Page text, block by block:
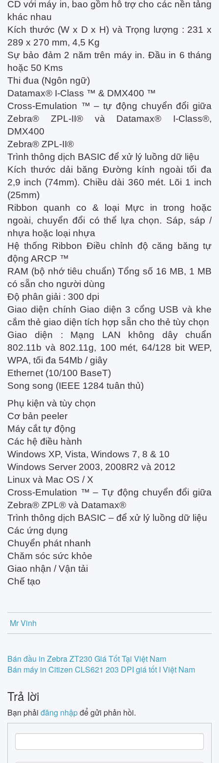
CD với máy in, bao gồm hỗ trợ cho các nền tảng
khác nhau
Kích thước (W x D x H) và Trọng lượng : 231 x
289 x 270 mm, 4,5 Kg
Sự bảo đảm 2 năm trên máy in. Đầu in 6 tháng
hoặc 50 Kms
Thi đua (Ngôn ngữ)
Datamax® I-Class ™ & DMX400 ™
Cross-Emulation ™ – tự động chuyển đổi giữa
Zebra® ZPL-II® và Datamax® I-Class®,
DMX400
Zebra® ZPL-II®
Trình thông dịch BASIC để xử lý luồng dữ liệu
Kích thước dải băng Đường kính ngoài tối đa
2,9 inch (74mm). Chiều dài 360 mét. Lõi 1 inch
(25mm)
Ribbon quanh co & loại Mực in trong hoặc
ngoài, chuyển đổi có thể lựa chọn. Sáp, sáp /
nhựa hoặc loại nhựa
Hệ thống Ribbon Điều chỉnh độ căng băng tự
động ARCP ™
RAM (bộ nhớ tiêu chuẩn) Tổng số 16 MB, 1 MB
có sẵn cho người dùng
Độ phân giải : 300 dpi
Giao diện chính Giao diện 3 cổng USB và khe
cắm thẻ giao diện tích hợp sẵn cho thẻ tùy chọn
Giao diện : Mạng LAN không dây chuẩn
802.11b và 802.11g, 100 mét, 64/128 bit WEP,
WPA, tối đa 54Mb / giây
Ethernet (10/100 BaseT)
Song song (IEEE 1284 tuân thủ)
Phụ kiện và tùy chọn
Cơ bản peeler
Máy cắt tự động
Các hệ điều hành
Windows XP, Vista, Windows 7, 8 & 10
Windows Server 2003, 2008R2 và 2012
Linux và Mac OS / X
Cross-Emulation ™ – Tự động chuyển đổi giữa
Zebra® ZPL® và Datamax®
Trình thông dịch BASIC – để xử lý luồng dữ liệu
Các ứng dụng
Chuyển phát nhanh
Chăm sóc sức khỏe
Giao nhận / Vận tải
Chế tạo
Mr Vinh
Post
navigation
Bán đầu in Zebra ZT230 Giá Tốt Tại Việt Nam
Bán máy in Citizen CLS621 203 DPI giá tốt I Việt Nam
Trả lời
Bạn phải đăng nhậpđể gửi phản hồi.
e
a